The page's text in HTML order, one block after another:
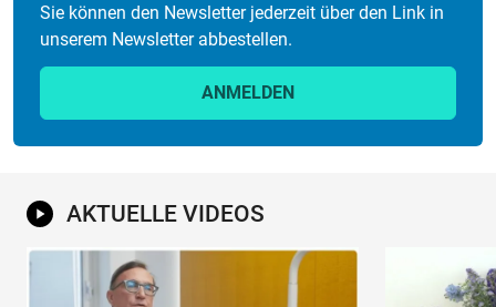
Sie können den Newsletter jederzeit über den Link in
unserem Newsletter abbestellen.
ANMELDEN
AKTUELLE VIDEOS